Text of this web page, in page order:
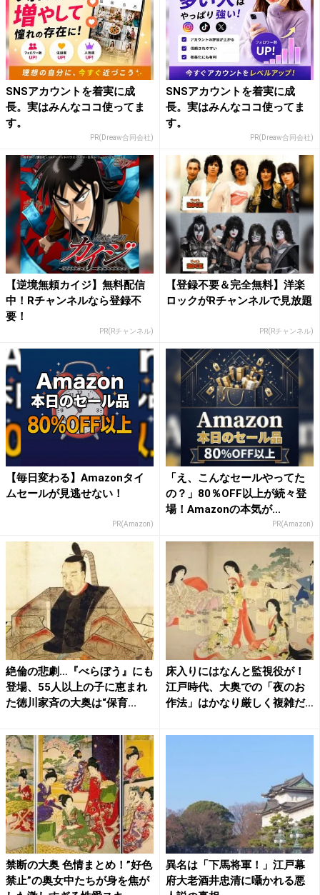
SNSアカウントを着実に成
長。実はみんなココ使ってま
す。
PR(Dreaw合同会社)
SNSアカウントを着実に成
長。実はみんなココ使ってま
す。
PR(Dreaw合同会社)
【逆境無頼カイジ】無料配信
中！Rチャンネルなら登録不
要！
PR(Rチャンネル)
【登録不要＆完全無料】洋楽
ロックがRチャンネルで見放題
PR(Rチャンネル)
【毎日変わる】Amazonタイ
ムセールが見逃せない！
PR(Amazon)
「え、こんなセールやってた
の？」80％OFF以上が続々登
場！Amazonの本気が...
PR(Amazon)
絶倫の悲劇…『べらぼう』にも
登場、55人以上の子に恵まれ
た徳川家斉の大奥は“保育...
床入りにはなんと監視役が！
江戸時代、大奥での「夜のお
作法」はかなり厳しく複雑だ
禁断の大奥 色情まとめ！”好色
禁止”の奥女中たちが身を焦が
異名は「下馬将軍！」江戸幕
府大老酒井忠清に囁かれる悪